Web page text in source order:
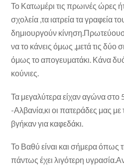
Το Κατωμέρι τις πρωινές ώρες
σχολεία ,τα ιατρεία τα γραφεία
δημιουργούν
να το κάνεις όμως ,μετά τις δύο
όμως το απογευματάκι. Κάνα
κούνιες.
Τα μεγαλύτερα είχαν αγώνα στο
-Αλβανία,κι οι πατεράδες μας
βγήκαν για καφεδάκι.
Το Βαθύ είναι και σήμερα όπως
πάντως έχει λιγότερη